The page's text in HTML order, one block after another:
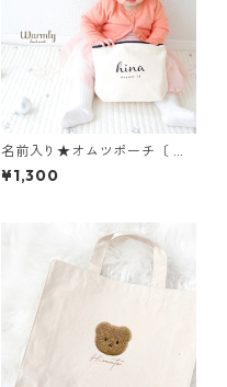
名前入り★オムツポーチ〔 シ
ンプルロゴ 〕おむつポーチ
¥1,300